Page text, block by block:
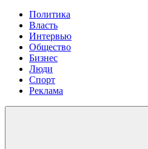
Политика
Власть
Интервью
Общество
Бизнес
Люди
Спорт
Реклама